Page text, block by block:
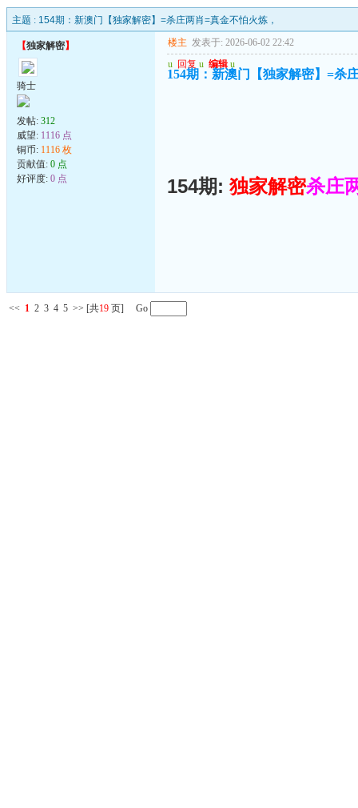
主题 : 154期：新澳门【独家解密】=杀庄两肖=真金不怕火炼，
【独家解密】
骑士
发帖: 312
威望: 1116 点
铜币: 1116 枚
贡献值: 0 点
好评度: 0 点
楼主 发表于: 2026-06-02 22:42
u 回复 u 编辑 u
154期：新澳门【独家解密】=杀
154期: 独家解密杀庄
<< 1 2 3 4 5 >> [共19 页] Go